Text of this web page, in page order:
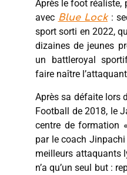
Après le foot
avec Blue Lock:
sport sorti en 2022,
dizaines de jeunes
un battleroyal
faire naître
Après sa défaite lors
Football de 2018, le
centre de formation
par le coach
meilleurs attaquants
n’a qu’un seul but :